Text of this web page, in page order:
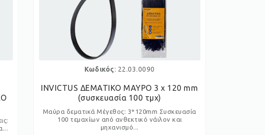
Κωδικός: 22.03.0090
INVICTUS ΔΕΜΑΤΙΚΟ ΜΑΥΡΟ 3 x 120 mm
(συσκευασία 100 τμχ)
Μαύρα δεματικά Μέγεθος: 3*120mm Συσκευασία
100 τεμαχίων από ανθεκτικό νάιλον και
μηχανισμό...